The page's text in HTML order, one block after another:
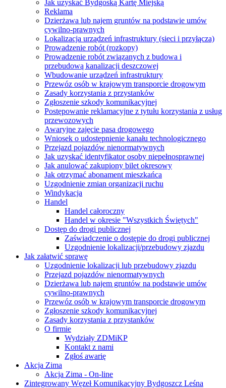
Jak uzyskać Bydgoską Kartę Miejską
Reklama
Dzierżawa lub najem gruntów na podstawie umów
cywilno-prawnych
Lokalizacja urządzeń infrastruktury (sieci i przyłącza)
Prowadzenie robót (rozkopy)
Prowadzenie robót związanych z budowa i
przebudową kanalizacji deszczowej
Wbudowanie urządzeń infrastruktury
Przewóz osób w krajowym transporcie drogowym
Zasady korzystania z przystanków
Zgłoszenie szkody komunikacyjnej
Postępowanie reklamacyjne z tytułu korzystania z usług
przewozowych
Awaryjne zajęcie pasa drogowego
Wniosek o udostępnienie kanału technologicznego
Przejazd pojazdów nienormatywnych
Jak uzyskać identyfikator osoby niepełnosprawnej
Jak anulować zakupiony bilet okresowy
Jak otrzymać abonament mieszkańca
Uzgodnienie zmian organizacji ruchu
Windykacja
Handel
Handel całoroczny
Handel w okresie "Wszystkich Świętych"
Dostęp do drogi publicznej
Zaświadczenie o dostępie do drogi publicznej
Uzgodnienie lokalizacji/przebudowy zjazdu
Jak załatwić sprawę
Uzgodnienie lokalizacji lub przebudowy zjazdu
Przejazd pojazdów nienormatywnych
Dzierżawa lub najem gruntów na podstawie umów
cywilno-prawnych
Przewóz osób w krajowym transporcie drogowym
Zgłoszenie szkody komunikacyjnej
Zasady korzystania z przystanków
O firmie
Wydziały ZDMiKP
Kontakt z nami
Zgłoś awarię
Akcja Zima
Akcja Zima - On-line
Zintegrowany Węzeł Komunikacyjny Bydgoszcz Leśna